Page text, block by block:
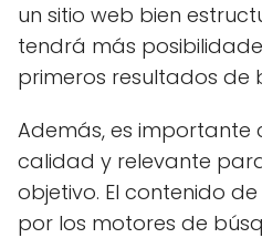
un sitio web bien
tendrá más
primeros resultados de
Además, es importante
calidad y relevante
objetivo. El contenido
por los motores de